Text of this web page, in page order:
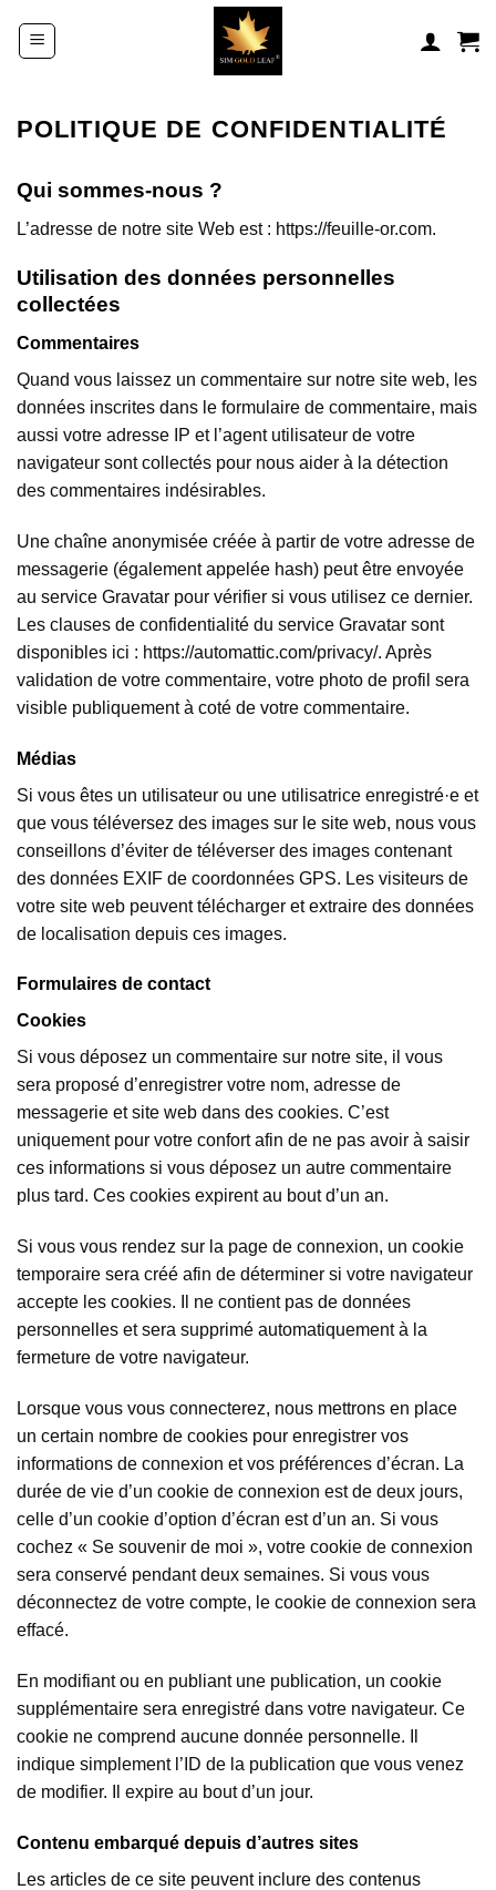
POLITIQUE DE CONFIDENTIALITÉ
Qui sommes-nous ?
L’adresse de notre site Web est : https://feuille-or.com.
Utilisation des données personnelles
collectées
Commentaires
Quand vous laissez un commentaire sur notre site web, les
données inscrites dans le formulaire de commentaire, mais
aussi votre adresse IP et l’agent utilisateur de votre
navigateur sont collectés pour nous aider à la détection
des commentaires indésirables.
Une chaîne anonymisée créée à partir de votre adresse de
messagerie (également appelée hash) peut être envoyée
au service Gravatar pour vérifier si vous utilisez ce dernier.
Les clauses de confidentialité du service Gravatar sont
disponibles ici : https://automattic.com/privacy/. Après
validation de votre commentaire, votre photo de profil sera
visible publiquement à coté de votre commentaire.
Médias
Si vous êtes un utilisateur ou une utilisatrice enregistré·e et
que vous téléversez des images sur le site web, nous vous
conseillons d’éviter de téléverser des images contenant
des données EXIF de coordonnées GPS. Les visiteurs de
votre site web peuvent télécharger et extraire des données
de localisation depuis ces images.
Formulaires de contact
Cookies
Si vous déposez un commentaire sur notre site, il vous
sera proposé d’enregistrer votre nom, adresse de
messagerie et site web dans des cookies. C’est
uniquement pour votre confort afin de ne pas avoir à saisir
ces informations si vous déposez un autre commentaire
plus tard. Ces cookies expirent au bout d’un an.
Si vous vous rendez sur la page de connexion, un cookie
temporaire sera créé afin de déterminer si votre navigateur
accepte les cookies. Il ne contient pas de données
personnelles et sera supprimé automatiquement à la
fermeture de votre navigateur.
Lorsque vous vous connecterez, nous mettrons en place
un certain nombre de cookies pour enregistrer vos
informations de connexion et vos préférences d’écran. La
durée de vie d’un cookie de connexion est de deux jours,
celle d’un cookie d’option d’écran est d’un an. Si vous
cochez « Se souvenir de moi », votre cookie de connexion
sera conservé pendant deux semaines. Si vous vous
déconnectez de votre compte, le cookie de connexion sera
effacé.
En modifiant ou en publiant une publication, un cookie
supplémentaire sera enregistré dans votre navigateur. Ce
cookie ne comprend aucune donnée personnelle. Il
indique simplement l’ID de la publication que vous venez
de modifier. Il expire au bout d’un jour.
Contenu embarqué depuis d’autres sites
Les articles de ce site peuvent inclure des contenus